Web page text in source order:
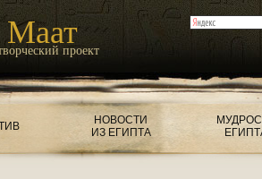
проект
НОВОСТИ
ИЗ ЕГИПТА